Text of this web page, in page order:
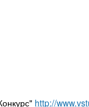
http://